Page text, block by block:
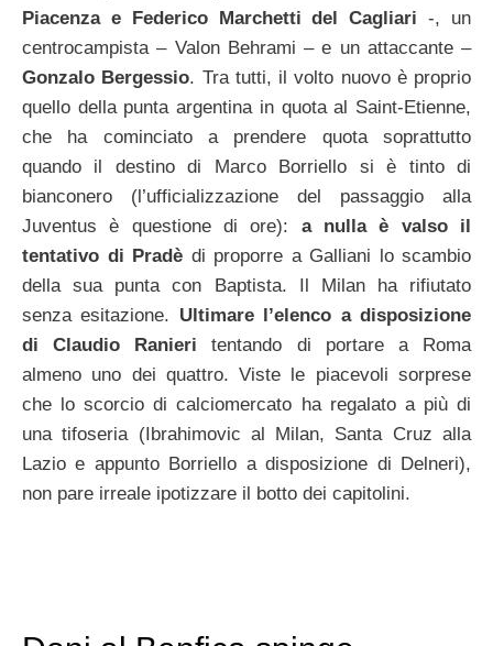
Piacenza e Federico Marchetti del Cagliari -, un
centrocampista – Valon Behrami – e un attaccante –
Gonzalo Bergessio. Tra tutti, il volto nuovo è proprio
quello della punta argentina in quota al Saint-Etienne,
che ha cominciato a prendere quota soprattutto
quando il destino di Marco Borriello si è tinto di
bianconero (l’ufficializzazione del passaggio alla
Juventus è questione di ore): a nulla è valso il
tentativo di Pradè di proporre a Galliani lo scambio
della sua punta con Baptista. Il Milan ha rifiutato
senza esitazione. Ultimare l’elenco a disposizione
di Claudio Ranieri tentando di portare a Roma
almeno uno dei quattro. Viste le piacevoli sorprese
che lo scorcio di calciomercato ha regalato a più di
una tifoseria (Ibrahimovic al Milan, Santa Cruz alla
Lazio e appunto Borriello a disposizione di Delneri),
non pare irreale ipotizzare il botto dei capitolini.